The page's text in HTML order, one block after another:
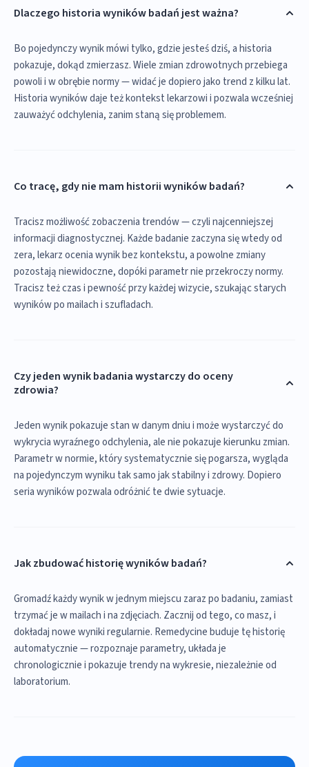
Dlaczego historia wyników badań jest ważna?
Bo pojedynczy wynik mówi tylko, gdzie jesteś dziś, a historia
pokazuje, dokąd zmierzasz. Wiele zmian zdrowotnych przebiega
powoli i w obrębie normy — widać je dopiero jako trend z kilku lat.
Historia wyników daje też kontekst lekarzowi i pozwala wcześniej
zauważyć odchylenia, zanim staną się problemem.
Co tracę, gdy nie mam historii wyników badań?
Tracisz możliwość zobaczenia trendów — czyli najcenniejszej
informacji diagnostycznej. Każde badanie zaczyna się wtedy od
zera, lekarz ocenia wynik bez kontekstu, a powolne zmiany
pozostają niewidoczne, dopóki parametr nie przekroczy normy.
Tracisz też czas i pewność przy każdej wizycie, szukając starych
wyników po mailach i szufladach.
Czy jeden wynik badania wystarczy do oceny
zdrowia?
Jeden wynik pokazuje stan w danym dniu i może wystarczyć do
wykrycia wyraźnego odchylenia, ale nie pokazuje kierunku zmian.
Parametr w normie, który systematycznie się pogarsza, wygląda
na pojedynczym wyniku tak samo jak stabilny i zdrowy. Dopiero
seria wyników pozwala odróżnić te dwie sytuacje.
Jak zbudować historię wyników badań?
Gromadź każdy wynik w jednym miejscu zaraz po badaniu, zamiast
trzymać je w mailach i na zdjęciach. Zacznij od tego, co masz, i
dokładaj nowe wyniki regularnie. Remedycine buduje tę historię
automatycznie — rozpoznaje parametry, układa je
chronologicznie i pokazuje trendy na wykresie, niezależnie od
laboratorium.